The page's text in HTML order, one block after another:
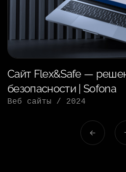
Сайт Flex&Safe —
безопасности | Sofona
Веб сайты / 2024